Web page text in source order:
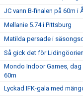
JC vann B-finalen på 60m i
Mellanie 5.74 i Pittsburg
Matilda persade i
Så gick det för
Mondo Indoor Games,
60m
Lyckad IFK-gala med